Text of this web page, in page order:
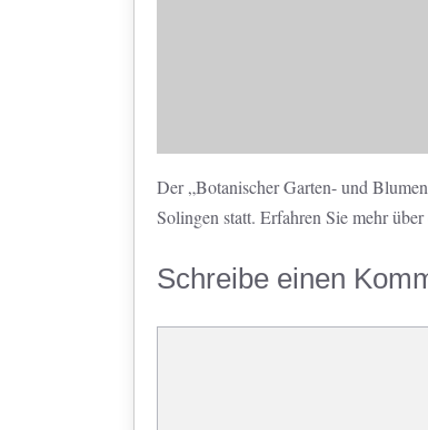
Der „Botanischer Garten- und
Solingen statt. Erfahren Sie mehr
Schreibe einen